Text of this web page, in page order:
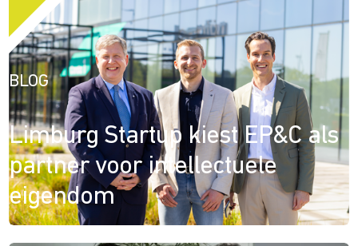
BLOG
Limburg Startup kiest EP&C als
partner voor intellectuele
eigendom